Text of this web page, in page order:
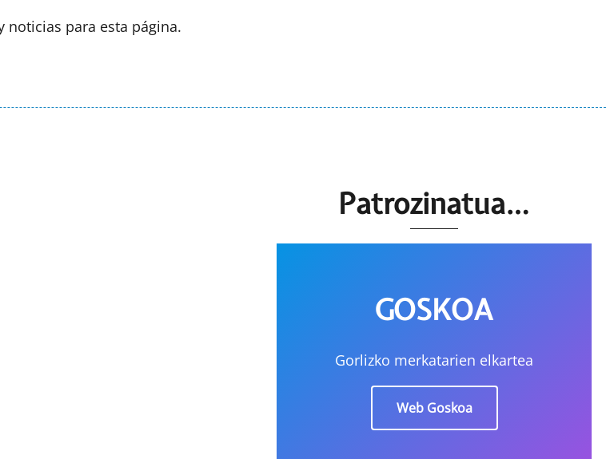
noticias para esta página.
Patrozinatua…
GOSKOA
Gorlizko merkatarien elkartea
Web Goskoa